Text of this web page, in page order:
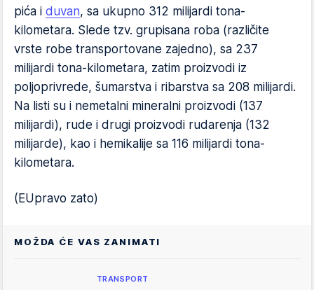
pića i duvan, sa ukupno 312 milijardi tona-
kilometara. Slede tzv. grupisana roba (različite
vrste robe transportovane zajedno), sa 237
milijardi tona-kilometara, zatim proizvodi iz
poljoprivrede, šumarstva i ribarstva sa 208 milijardi.
Na listi su i nemetalni mineralni proizvodi (137
milijardi), rude i drugi proizvodi rudarenja (132
milijarde), kao i hemikalije sa 116 milijardi tona-
kilometara.
(EUpravo zato)
MOŽDA ĆE VAS ZANIMATI
TRANSPORT